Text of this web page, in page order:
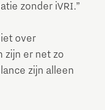
zonder iVRI.”
over
zijn er net zo
zijn alleen